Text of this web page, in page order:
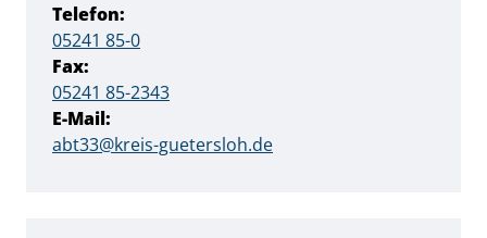
Telefon:
05241 85-0
Fax:
05241 85-2343
E-Mail:
abt33@kreis-guetersloh.de